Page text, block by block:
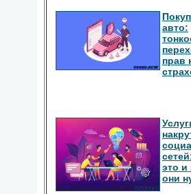
авто:
прав
это и
они